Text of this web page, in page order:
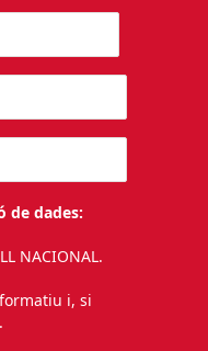
de dades:
NACIONAL.
i, si